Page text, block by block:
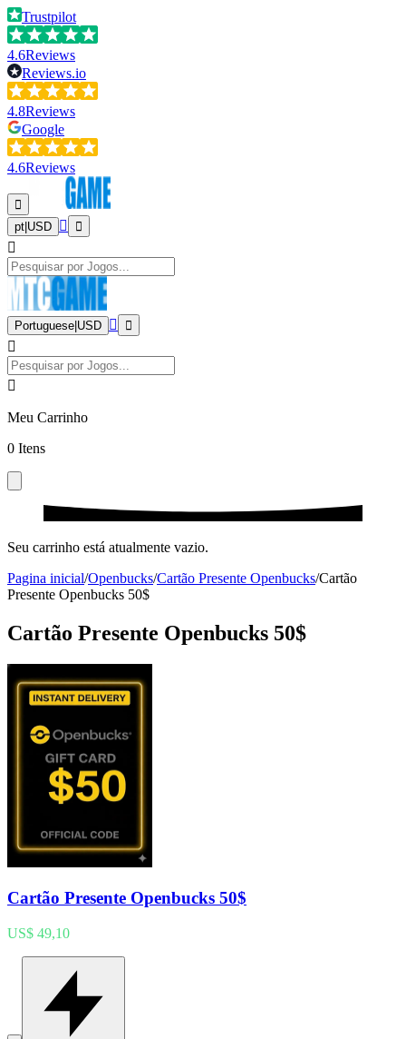
Trustpilot
4.6Reviews
Reviews.io
4.8Reviews
Google
4.6Reviews
pt USD
Portuguese USD
Meu Carrinho
0 Itens
Seu carrinho está atualmente vazio.
Pagina inicial/Openbucks/Cartão Presente Openbucks/Cartão
Presente Openbucks 50$
Cartão Presente Openbucks 50$
Cartão Presente Openbucks 50$
US$ 49,10